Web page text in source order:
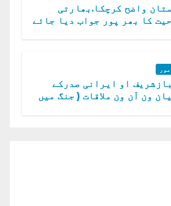
واضح کرچکا.بھارتی
کا بھر پور جواب دیا جائے
او ایرانی صدرکے
ون آن ون ملاقات ( جنگ میں